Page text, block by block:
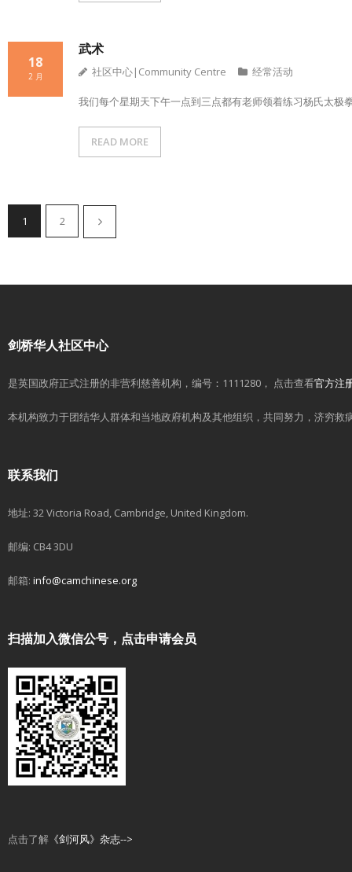
武术
18
2 月 社区中心|Community Centre 经常活动
我们每个星期天下午一点到三点都有老师领着练习杨氏太
READ MORE
1 2
剑桥华人社区中心
是英国政府正式注册的非营利慈善机构，编号：1111280， 点击查看官方注
本机构致力于团结华人群体和当地政府机构及其他组织，共同努力，济穷
联系我们
地址: 32 Victoria Road, Cambridge, United Kingdom.
邮编: CB4 3DU
邮箱: info@camchinese.org
扫描加入微信公号，点击申请会员
点击了解 《剑河风》杂志-->